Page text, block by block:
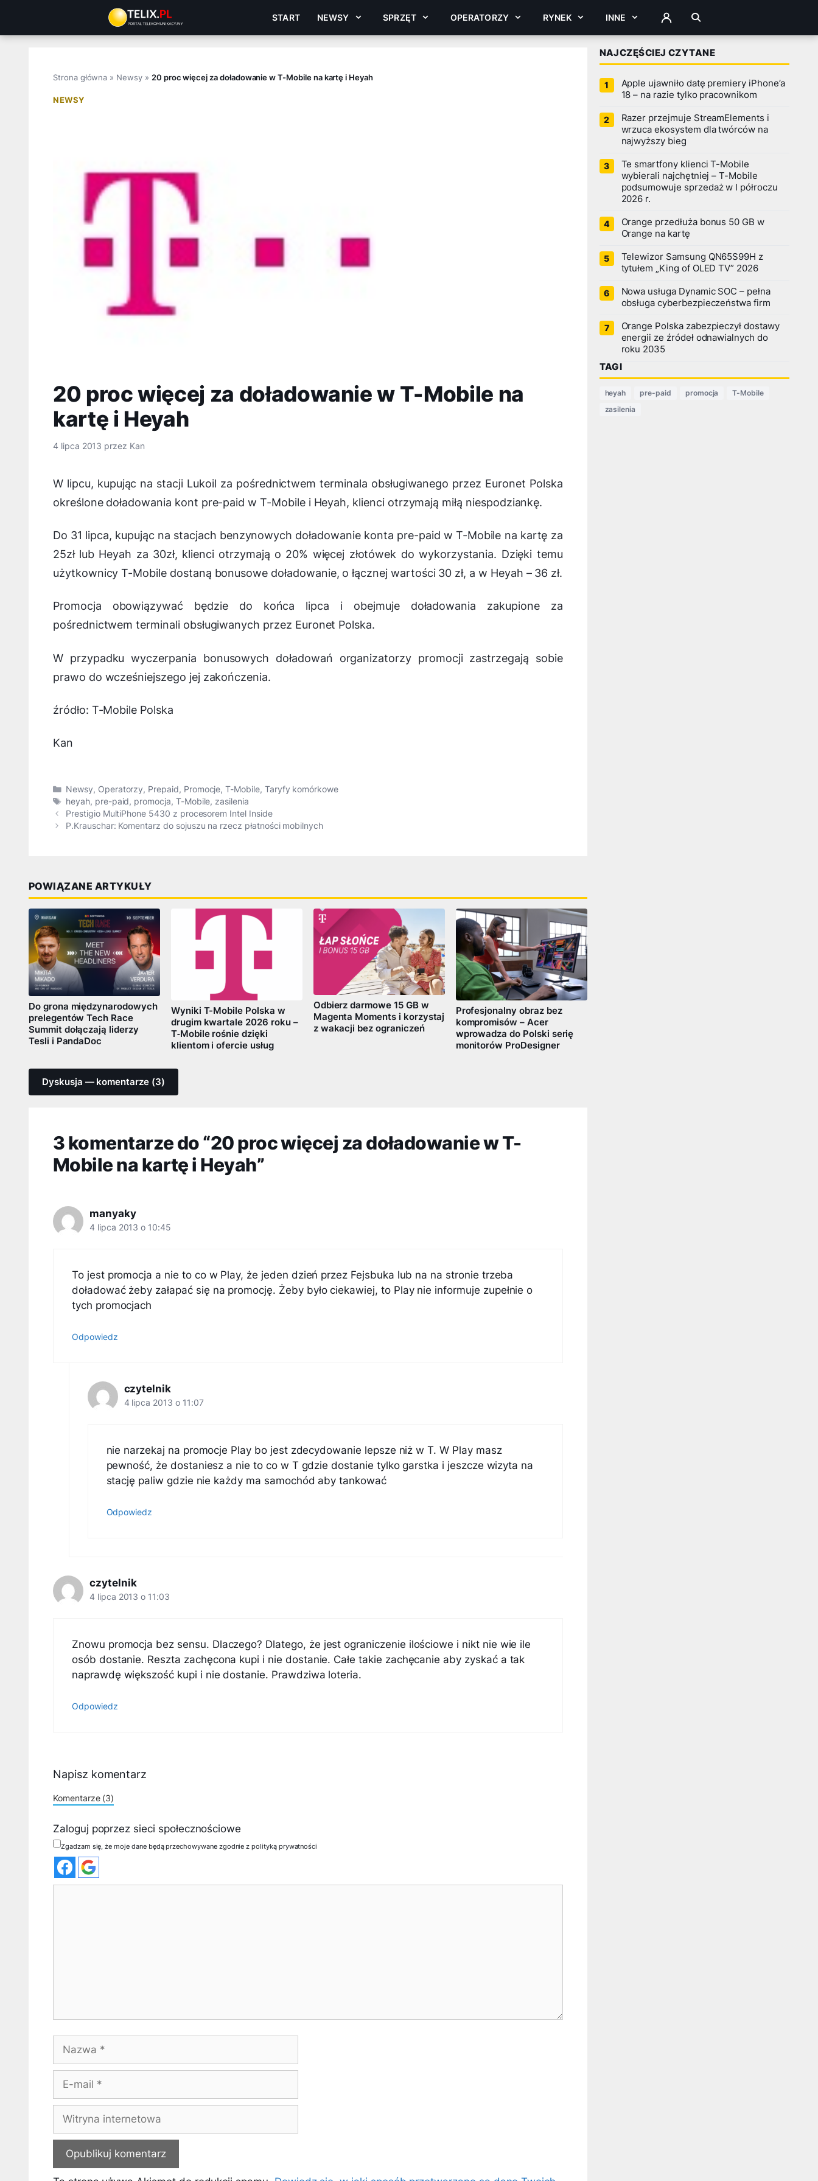
treści
START NEWSY SPRZĘT OPERATORZY RYNEK INNE ZALOGUJ
Strona główna » Newsy» 20 proc więcej za doładowanie w T-Mobile na kartę i Heyah
NEWSY
20 proc więcej za doładowanie w T-Mobile na
kartę i Heyah
4 lipca 2013 przez Kan
W lipcu, kupując na stacji Lukoil za pośrednictwem terminala obsługiwanego przez Euronet Polska
określone doładowania kont pre-paid w T-Mobile i Heyah, klienci otrzymają miłą niespodziankę.
Do 31 lipca, kupując na stacjach benzynowych doładowanie konta pre-paid w T-Mobile na kartę za
25zł lub Heyah za 30zł, klienci otrzymają o 20% więcej złotówek do wykorzystania. Dzięki temu
użytkownicy T-Mobile dostaną bonusowe doładowanie, o łącznej wartości 30 zł, a w Heyah – 36 zł.
Promocja obowiązywać będzie do końca lipca i obejmuje doładowania zakupione za
pośrednictwem terminali obsługiwanych przez Euronet Polska.
W przypadku wyczerpania bonusowych doładowań organizatorzy promocji zastrzegają sobie
prawo do wcześniejszego jej zakończenia.
źródło: T-Mobile Polska
Kan
Kategorie
Newsy, Operatorzy, Prepaid, Promocje,T-Mobile, Taryfy komórkowe
Tagi
heyah, pre-paid, promocja, T-Mobile, zasilenia
Prestigio MultiPhone 5430 z procesorem Intel Inside
P.Krauschar: Komentarz do sojuszu na rzecz płatności mobilnych
POWIĄZANE ARTYKUŁY
Do grona międzynarodowych
prelegentów Tech Race
Summit dołączają liderzy
Tesli i PandaDoc
Wyniki T-Mobile Polska w
drugim kwartale 2026 roku –
T‑Mobile rośnie dzięki
klientom i ofercie usług
Odbierz darmowe 15 GB w
Magenta Moments i korzystaj
z wakacji bez ograniczeń
Profesjonalny obraz bez
kompromisów – Acer
wprowadza do Polski serię
monitorów ProDesigner
Dyskusja — komentarze (3)
3 komentarze do “20 proc więcej za doładowanie w T-
Mobile na kartę i Heyah”
manyaky
4 lipca 2013 o 10:45
To jest promocja a nie to co w Play, że jeden dzień przez Fejsbuka lub na na stronie trzeba
doładować żeby załapać się na promocję. Żeby było ciekawiej, to Play nie informuje zupełnie o
tych promocjach
Odpowiedz
czytelnik
4 lipca 2013 o 11:07
nie narzekaj na promocje Play bo jest zdecydowanie lepsze niż w T. W Play masz
pewność, że dostaniesz a nie to co w T gdzie dostanie tylko garstka i jeszcze wizyta na
stację paliw gdzie nie każdy ma samochód aby tankować
Odpowiedz
czytelnik
4 lipca 2013 o 11:03
Znowu promocja bez sensu. Dlaczego? Dlatego, że jest ograniczenie ilościowe i nikt nie wie ile
osób dostanie. Reszta zachęcona kupi i nie dostanie. Całe takie zachęcanie aby zyskać a tak
naprawdę większość kupi i nie dostanie. Prawdziwa loteria.
Odpowiedz
Napisz komentarz
Komentarze (3)
Zaloguj poprzez sieci społecznościowe
Zgadzam się, że moje dane będą przechowywane zgodnie z polityką prywatności
mail
internetowa
NAJCZĘŚCIEJ CZYTANE
Apple ujawniło datę premiery iPhone’a
18 – na razie tylko pracownikom
Razer przejmuje StreamElements i
wrzuca ekosystem dla twórców na
najwyższy bieg
Te smartfony klienci T-Mobile
wybierali najchętniej – T-Mobile
podsumowuje sprzedaż w I półroczu
2026 r.
Orange przedłuża bonus 50 GB w
Orange na kartę
Telewizor Samsung QN65S99H z
tytułem „King of OLED TV” 2026
Nowa usługa Dynamic SOC – pełna
obsługa cyberbezpieczeństwa firm
Orange Polska zabezpieczył dostawy
energii ze źródeł odnawialnych do
roku 2035
TAGI
heyah pre-paid promocja
T-Mobile
zasilenia